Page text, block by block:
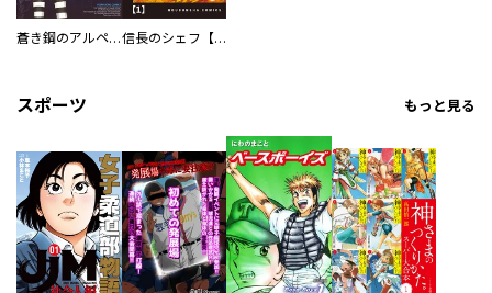
蒼き鋼のアルペジオ 信長のシェフ【単話版】
スポーツ もっと見る